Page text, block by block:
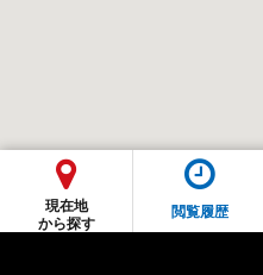
現在地
から探す
閲覧履歴